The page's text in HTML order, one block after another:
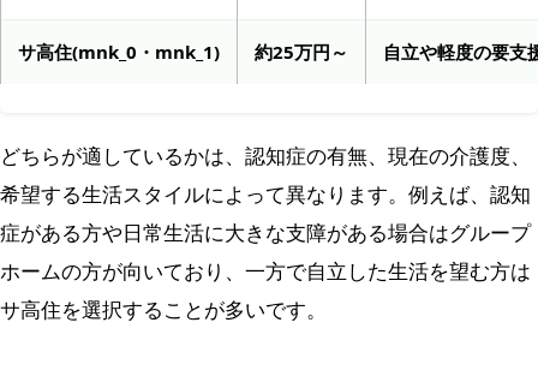
サ高住(mnk_0・mnk_1) 約25万円～ 自立や軽度の要支
どちらが適しているかは、認知症の有無、現在の介護度、
希望する生活スタイルによって異なります。例えば、認知
症がある方や日常生活に大きな支障がある場合はグループ
ホームの方が向いており、一方で自立した生活を望む方は
サ高住を選択することが多いです。